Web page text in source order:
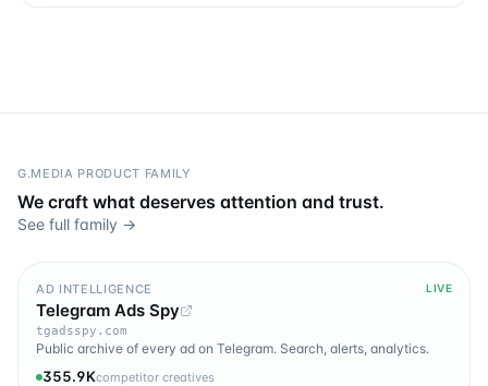
G.MEDIA PRODUCT FAMILY
We craft what deserves attention and trust.
See full family →
AD INTELLIGENCE LIVE
Telegram Ads Spy
tgadsspy.com
Public archive of every ad on Telegram. Search, alerts, analytics.
355.9Kcompetitor creatives